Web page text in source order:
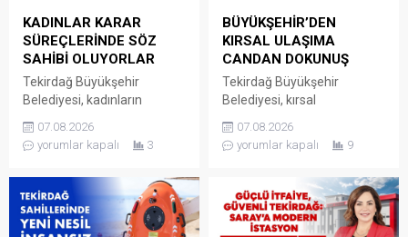
KADINLAR KARAR
SÜREÇLERİNDE SÖZ
SAHİBİ OLUYORLAR
Tekirdağ Büyükşehir
Belediyesi, kadınların
talep ve sorunlarını
doğrudan yerel yönetime
Buluşmaları’nı sürdürmeye
devam ediyor. Kadın Dostu
Kentler Projesi kapsamında
07.08.2026
yorumlar kapalı
3
BÜYÜKŞEHİR’DEN
KIRSAL ULAŞIMA
CANDAN DOKUNUŞ
Tekirdağ Büyükşehir
Belediyesi, kırsal
altyapısını güçlendirmeye
yönelik yatırımlarını aralıksız
İşleri Dairesi Başkanlığı
tarafından
Süleymanpaşa’ya bağlı
07.08.2026
yorumlar kapalı
9